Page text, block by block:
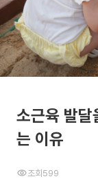
소근육 발달
는 이유
조회599